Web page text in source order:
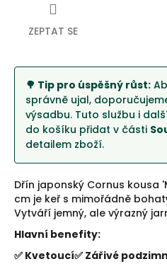
🌳 Tip pro úspěšný růst:
správně ujal,
výsadbu. Tuto službu i
do košíku přidat v části
detailem zboží.
Dřín japonský Cornus kousa
cm je keř s mimořádně
Vytváří jemný, ale výrazný
Hlavní benefity:
✅ Kvetoucí✅ Zářivé
ZEPTAT SE